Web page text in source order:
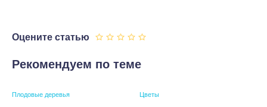
Оцените статью
Рекомендуем по теме
Плодовые деревья Цветы